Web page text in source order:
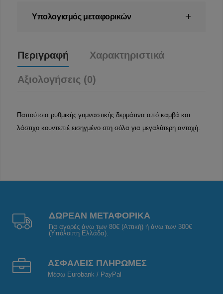
Υπολογισμός μεταφορικών
Περιγραφή Χαρακτηριστικά
Αξιολογήσεις (0)
Παπούτσια ρυθμικής γυμναστικής δερμάτινα από καμβά και
λάστιχο κουντεπιέ εισηγμένο στη σόλα για μεγαλύτερη αντοχή.
ΔΩΡΕΑΝ ΜΕΤΑΦΟΡΙΚΑ
Για αγορές άνω των 80€ (Αττική) ή άνω των 300€
(Υπόλοιπη Ελλάδα).
ΑΣΦΑΛΕΙΣ ΠΛΗΡΩΜΕΣ
Μέσω Eurobank / PayPal